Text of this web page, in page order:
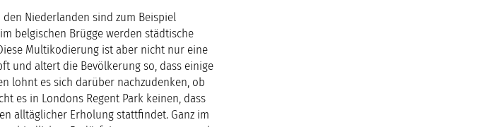
Niederlanden sind zum Beispiel
belgischen Brügge werden städtische
Multikodierung ist aber nicht nur eine
und altert die Bevölkerung so, dass einige
lohnt es sich darüber nachzudenken, ob
es in Londons Regent Park keinen, dass
alltäglicher Erholung stattfindet. Ganz im